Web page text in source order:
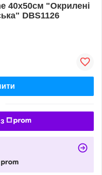
40x50см "Окрилені
DBS1126